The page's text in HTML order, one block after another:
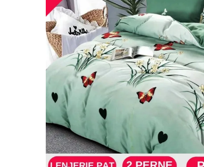
Lenjerii de pat Bumbac Poplin
Lenjerii de pat Catifea
Lenjerii de pat Damasc
Lenjerii de pat Finet + 2 Draperii
Lenjerii de pat Finet cu PLIURI
Lenjerii de pat finet Home
Lenjerii de pat Saten 4 piese cu